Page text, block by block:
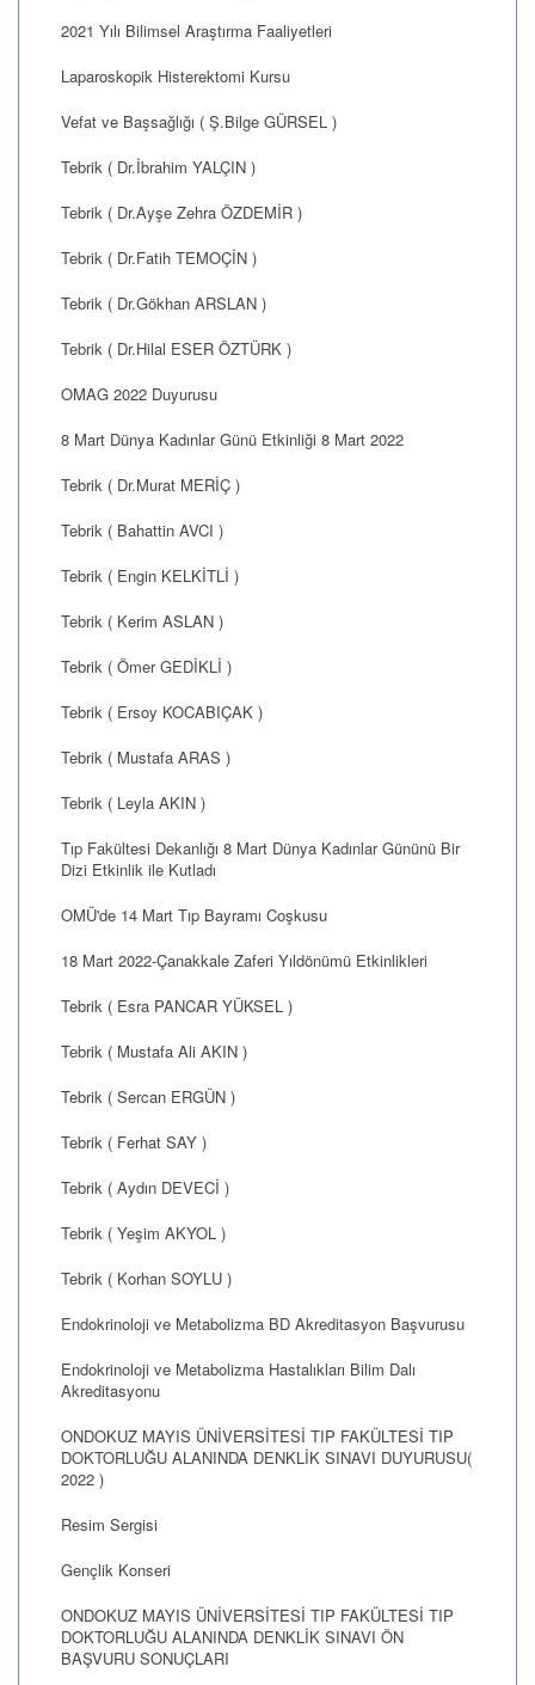
2021 Yılı Bilimsel Araştırma Faaliyetleri
Laparoskopik Histerektomi Kursu
Vefat ve Başsağlığı ( Ş.Bilge GÜRSEL )
Tebrik ( Dr.İbrahim YALÇIN )
Tebrik ( Dr.Ayşe Zehra ÖZDEMİR )
Tebrik ( Dr.Fatih TEMOÇİN )
Tebrik ( Dr.Gökhan ARSLAN )
Tebrik ( Dr.Hilal ESER ÖZTÜRK )
OMAG 2022 Duyurusu
8 Mart Dünya Kadınlar Günü Etkinliği 8 Mart 2022
Tebrik ( Dr.Murat MERİÇ )
Tebrik ( Bahattin AVCI )
Tebrik ( Engin KELKİTLİ )
Tebrik ( Kerim ASLAN )
Tebrik ( Ömer GEDİKLİ )
Tebrik ( Ersoy KOCABIÇAK )
Tebrik ( Mustafa ARAS )
Tebrik ( Leyla AKIN )
Tıp Fakültesi Dekanlığı 8 Mart Dünya Kadınlar Gününü Bir
Dizi Etkinlik ile Kutladı
OMÜ'de 14 Mart Tıp Bayramı Coşkusu
18 Mart 2022-Çanakkale Zaferi Yıldönümü Etkinlikleri
Tebrik ( Esra PANCAR YÜKSEL )
Tebrik ( Mustafa Ali AKIN )
Tebrik ( Sercan ERGÜN )
Tebrik ( Ferhat SAY )
Tebrik ( Aydın DEVECİ )
Tebrik ( Yeşim AKYOL )
Tebrik ( Korhan SOYLU )
Endokrinoloji ve Metabolizma BD Akreditasyon Başvurusu
Endokrinoloji ve Metabolizma Hastalıkları Bilim Dalı
Akreditasyonu
ONDOKUZ MAYIS ÜNİVERSİTESİ TIP FAKÜLTESİ TIP
DOKTORLUĞU ALANINDA DENKLİK SINAVI DUYURUSU(
2022 )
Resim Sergisi
Gençlik Konseri
ONDOKUZ MAYIS ÜNİVERSİTESİ TIP FAKÜLTESİ TIP
DOKTORLUĞU ALANINDA DENKLİK SINAVI ÖN
BAŞVURU SONUÇLARI